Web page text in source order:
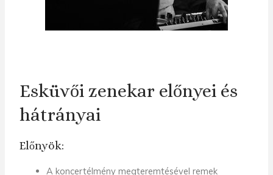
Esküvői zenekar előnyei és
hátrányai
Előnyök:
A koncertélmény megteremtésével remek